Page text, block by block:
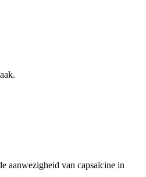
aanwezigheid van capsaïcine in